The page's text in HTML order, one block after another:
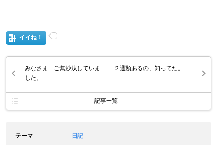
イイね！
みなさま ご無沙汰していま
した。
２週類あるの、知ってた。
記事一覧
テーマ
日記